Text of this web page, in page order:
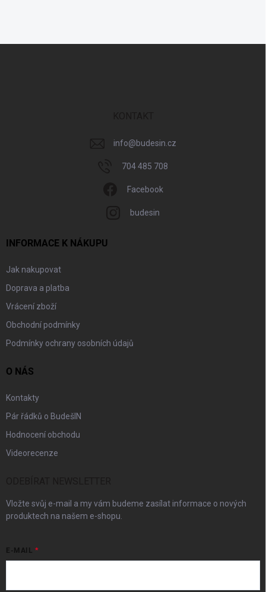
info@budesin.cz
704 485 708
Facebook
budesin
INFORMACE K NÁKUPU
Jak nakupovat
Doprava a platba
Vrácení zboží
Obchodní podmínky
Podmínky ochrany osobních údajů
O NÁS
Kontakty
Pár řádků o BudešIN
Hodnocení obchodu
Videorecenze
Vložte svůj e-mail a my vám budeme zasílat informace o nových
produktech na našem e-shopu.
E-MAIL